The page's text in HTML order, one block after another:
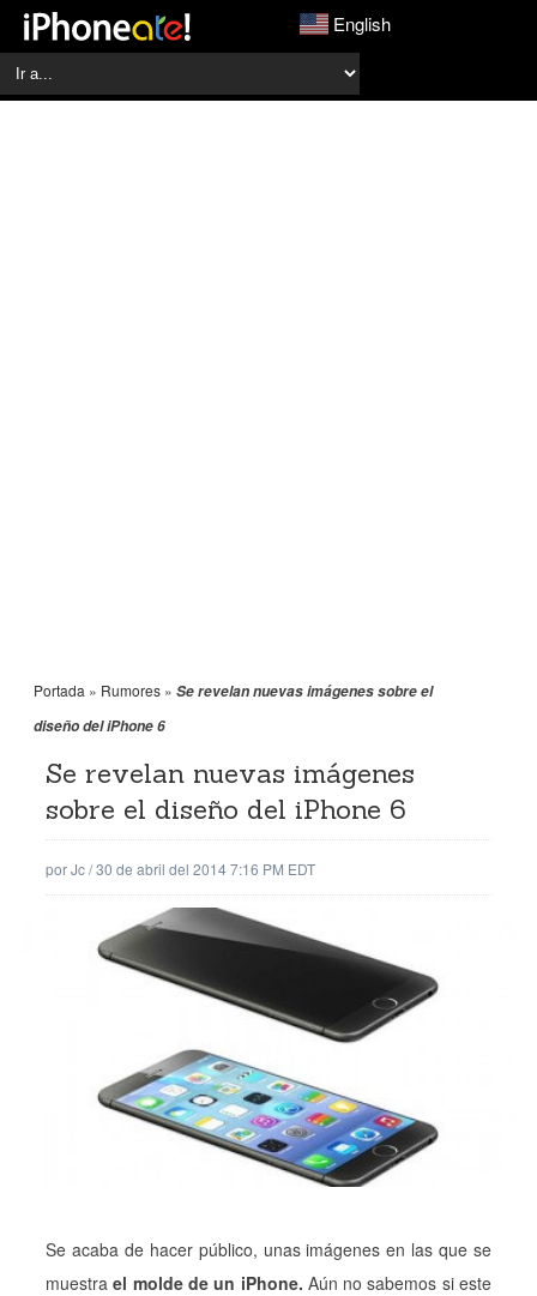
English
Portada » Rumores » Se revelan nuevas imágenes sobre el
diseño del iPhone 6
Se revelan nuevas imágenes
sobre el diseño del iPhone 6
porJc/30 de abril del 2014 7:16 PM EDT
Se acaba de hacer público, unas imágenes en las que se
muestra el molde de un iPhone. Aún no sabemos si este